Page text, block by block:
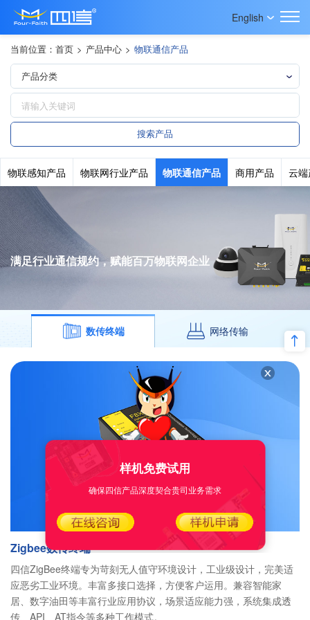
English
当前位置： 首页 > 产品中心 > 物联通信产品
物联感知产品 物联网行业产品 物联通信产品 商用产品 云
满足行业通信规约，赋能百万物联网企业
数传终端 网络传输
Zigbee数传终端
四信ZigBee终端专为苛刻无人值守环境设计，工业级设计，完美适
应恶劣工业环境。丰富多接口选择，方便客户运用。兼容智能家
居、数字油田等丰富行业应用协议，场景适应能力强，系统集成透
传、API、AT指令等多种工作模式。
样机免费试用
确保四信产品深度契合贵司业务需求